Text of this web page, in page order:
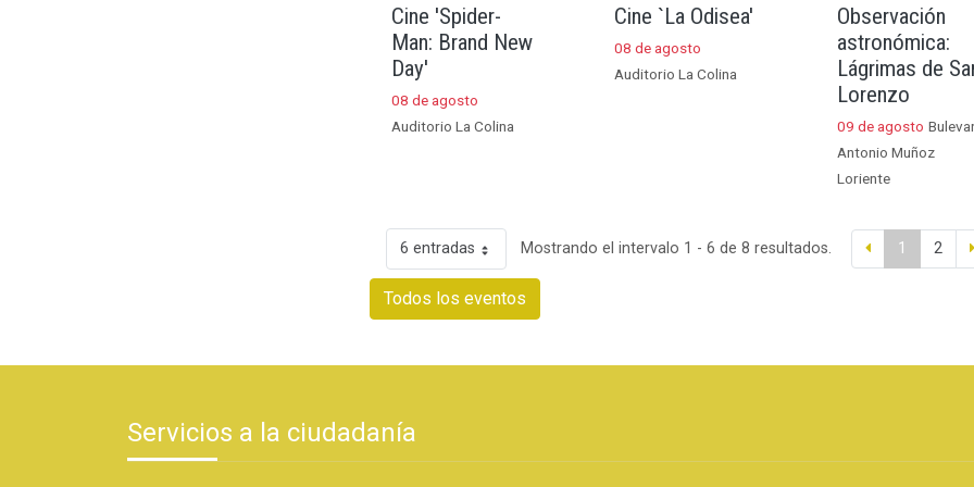
Cine 'Spider-
Man: Brand New
Day'
08 de agosto
Auditorio La Colina
Cine `La Odisea'
08 de agosto
Auditorio La Colina
Observación
astronómica:
Lágrimas de
Lorenzo
09 de agosto
Antonio Muñoz
Loriente
6 entradas Mostrando el intervalo 1 - 6 de 8 resultados. 1 2
Todos los eventos
Servicios a la ciudadanía